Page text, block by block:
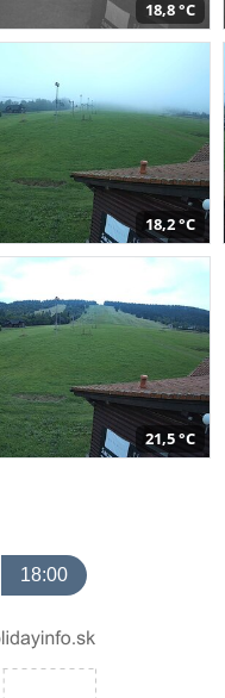
18,8 °C
18,2 °C
21,5 °C
18:00